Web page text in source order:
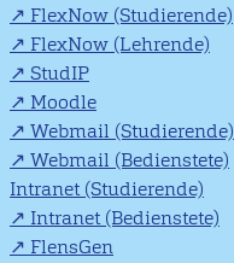
FlexNow (Studierende)
FlexNow (Lehrende)
StudIP
Moodle
Webmail (Studierende)
Webmail (Bedienstete)
Intranet (Studierende)
Intranet (Bedienstete)
FlensGen